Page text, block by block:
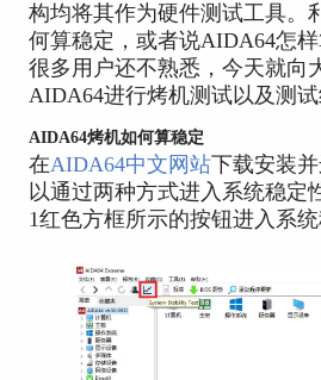
构均将其作为硬件测试工具。
何算稳定，或者说AIDA64怎
很多用户还不熟悉，今天就向
AIDA64进行烤机测试以及测试
AIDA64烤机如何算稳定
在AIDA64中文网站下载安装
以通过两种方式进入系统稳定
1红色方框所示的按钮进入系统